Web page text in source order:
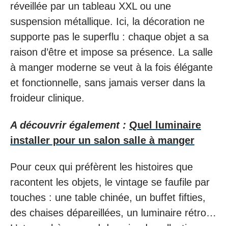
réveillée par un tableau XXL ou une
suspension métallique. Ici, la décoration ne
supporte pas le superflu : chaque objet a sa
raison d’être et impose sa présence. La salle
à manger moderne se veut à la fois élégante
et fonctionnelle, sans jamais verser dans la
froideur clinique.
A découvrir également : Quel luminaire
installer pour un salon salle à manger
Pour ceux qui préfèrent les histoires que
racontent les objets, le vintage se faufile par
touches : une table chinée, un buffet fifties,
des chaises dépareillées, un luminaire rétro…